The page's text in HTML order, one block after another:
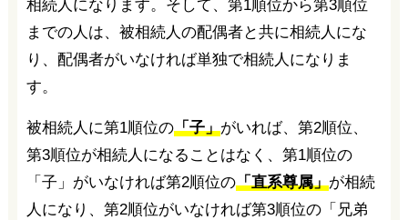
相続人になります。そして、第1順位から第3順位
までの人は、被相続人の配偶者と共に相続人にな
り、配偶者がいなければ単独で相続人になりま
す。
被相続人に第1順位の「子」がいれば、第2順位、
第3順位が相続人になることはなく、第1順位の
「子」がいなければ第2順位の「直系尊属」が相続
人になり、第2順位がいなければ第3順位の「兄弟